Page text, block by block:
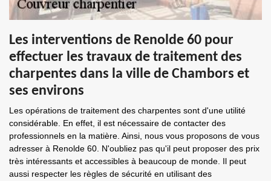
Les interventions de Renolde 60 pour
effectuer les travaux de traitement des
charpentes dans la ville de Chambors et
ses environs
Les opérations de traitement des charpentes sont d'une utilité
considérable. En effet, il est nécessaire de contacter des
professionnels en la matière. Ainsi, nous vous proposons de vous
adresser à Renolde 60. N'oubliez pas qu'il peut proposer des prix
très intéressants et accessibles à beaucoup de monde. Il peut
aussi respecter les règles de sécurité en utilisant des